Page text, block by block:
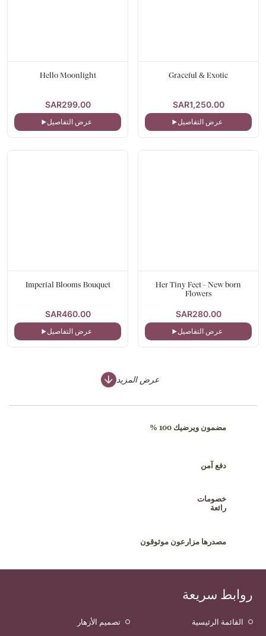
Graceful & Exotic
SAR1,250.00
عرض التفاصيل
Hello Moonlight
SAR299.00
عرض التفاصيل
Her Tiny Feet - New born
Flowers
SAR280.00
عرض التفاصيل
Imperial Blooms Bouquet
SAR460.00
عرض التفاصيل
عرض المزيد
مضمون ويرضيك 100 %
دفع آمن
خصومات
رائعة
مصدرها مزارعون موثوقون
روابط سريعة
القائمة الرئيسية تصميم الأزهار